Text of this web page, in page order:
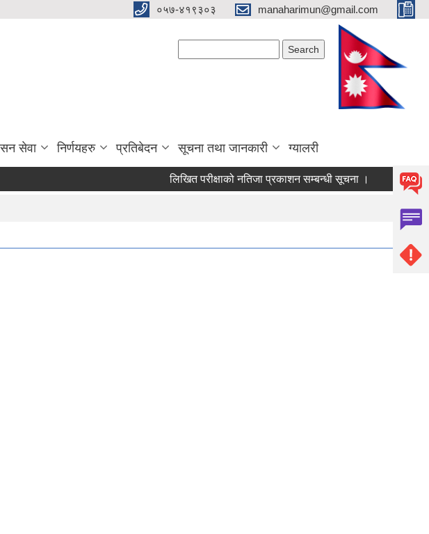
०५७-४१९३०३ manaharimun@gmail.com
सेवा निर्णयहरु प्रतिबेदन सूचना तथा जानकारी ग्यालरी
लिखित परीक्षाको नतिजा प्रकाशन सम्बन्धी सूचना । दररेट पेश गर्ने